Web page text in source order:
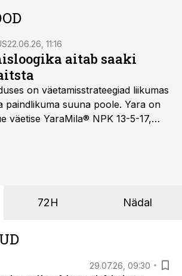
22.06.26, 11:16
aitab saaki
on väetamisstrateegiad liikumas
paindlikuma suuna poole. Yara on
väetise YaraMila® NPK 13-5-17,
72H Nädal
29.07.26, 09:30